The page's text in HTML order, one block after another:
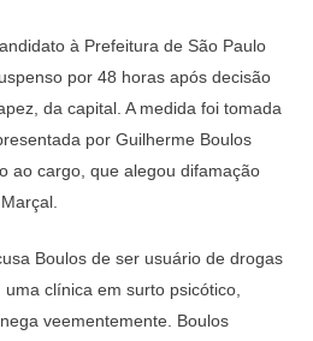
à Prefeitura de São Paulo
por 48 horas após decisão
da capital. A medida foi tomada
por Guilherme Boulos
ao cargo, que alegou difamação
Boulos de ser usuário de drogas
clínica em surto psicótico,
veementemente. Boulos